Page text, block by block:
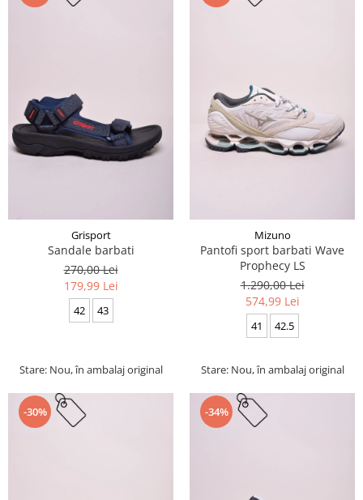
Grisport
Sandale barbati
270,00 Lei
179,99 Lei
42 43
Stare: Nou, în ambalaj original
Mizuno
Pantofi sport barbati Wave
Prophecy LS
1.290,00 Lei
574,99 Lei
41 42.5
Stare: Nou, în ambalaj original
-30% -34%